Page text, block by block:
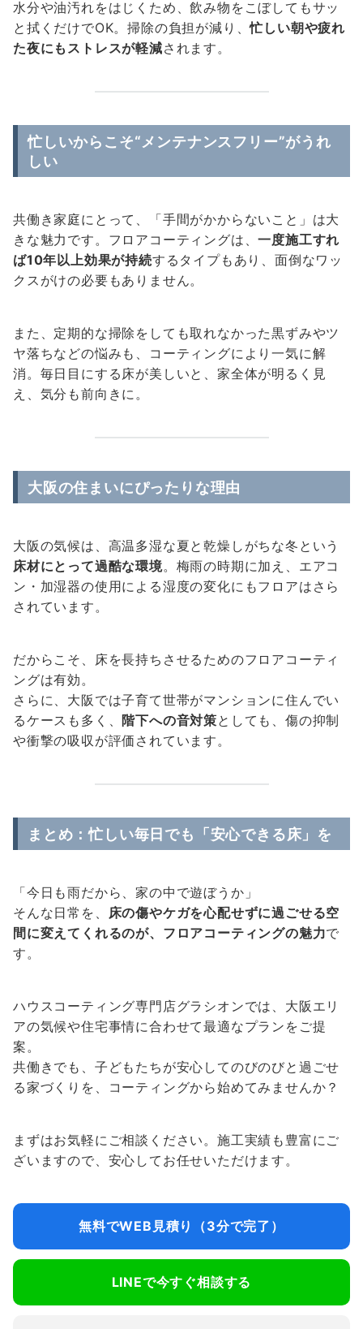
水分や油汚れをはじくため、飲み物をこぼしてもサッ
と拭くだけでOK。掃除の負担が減り、忙しい朝や疲れ
た夜にもストレスが軽減されます。
忙しいからこそ“メンテナンスフリー”がうれ
しい
共働き家庭にとって、「手間がかからないこと」は大
きな魅力です。フロアコーティングは、一度施工すれ
ば10年以上効果が持続するタイプもあり、面倒なワッ
クスがけの必要もありません。
また、定期的な掃除をしても取れなかった黒ずみやツ
ヤ落ちなどの悩みも、コーティングにより一気に解
消。毎日目にする床が美しいと、家全体が明るく見
え、気分も前向きに。
大阪の住まいにぴったりな理由
大阪の気候は、高温多湿な夏と乾燥しがちな冬という
床材にとって過酷な環境。梅雨の時期に加え、エアコ
ン・加湿器の使用による湿度の変化にもフロアはさら
されています。
だからこそ、床を長持ちさせるためのフロアコーティ
ングは有効。
さらに、大阪では子育て世帯がマンションに住んでい
るケースも多く、 階下への音対策としても、傷の抑制
や衝撃の吸収が評価されています。
まとめ：忙しい毎日でも「安心できる床」を
「今日も雨だから、家の中で遊ぼうか」
そんな日常を、 床の傷やケガを心配せずに過ごせる空
間に変えてくれるのが、フロアコーティングの魅力で
す。
ハウスコーティング専門店グラシオンでは、大阪エリ
アの気候や住宅事情に合わせて最適なプランをご提
案。
共働きでも、子どもたちが安心してのびのびと過ごせ
る家づくりを、コーティングから始めてみませんか？
まずはお気軽にご相談ください。施工実績も豊富にご
ざいますので、安心してお任せいただけます。
無料でWEB見積り（3分で完了）
LINEで今すぐ相談する